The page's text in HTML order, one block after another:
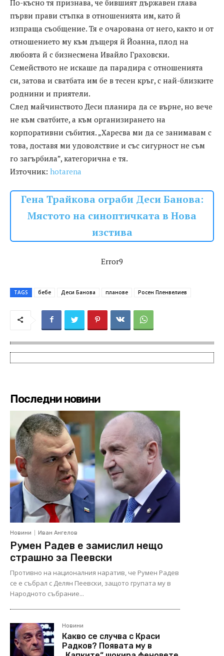
По-късно тя признава, че бившият държавен глава
първи прави стъпка в отношенията им, като й
изпраща съобщение. Тя е очарована от него, както и от
отношението му към дъщеря й Йоанна, плод на
любовта й с бизнесмена Ивайло Граховски.
Семейството не искаше да парадира с отношенията
си, затова и сватбата им бе в тесен кръг, с най-близките
роднини и приятели.
След майчинството Деси планира да се върне, но вече
не към сватбите, а към организирането на
корпоративни събития. „Харесва ми да се занимавам с
това, доставя ми удоволствие и със сигурност не съм
го загърбила”, категорична е тя.
Източник: hotarena
Гена Трайкова ограби Деси Банова:
Мястото на синоптичката в Нова
изстива
Error9
TAGS бебе Деси Банова планове Росен Пленвелиев
Последни новини
Новини Иван Ангелов
Румен Радев е замислил нещо
страшно за Пеевски
Противно на националния наратив, че Румен Радев
се е събрал с Делян Пеевски, защото групата му в
Народното събрание...
Новини
Какво се случва с Краси
Радков? Появата му в